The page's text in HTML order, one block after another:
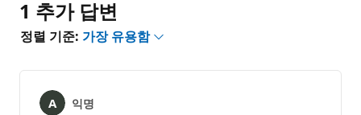
1 추가 답변
정렬 기준: 가장 유용함
익명